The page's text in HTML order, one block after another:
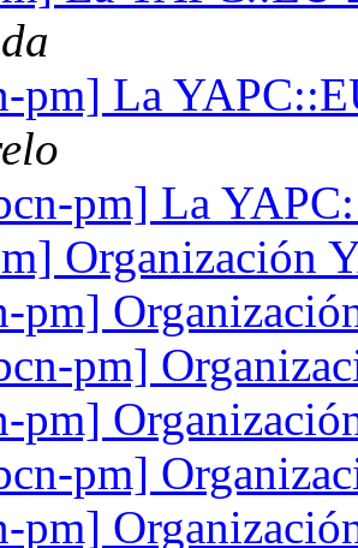
pm] La
pm] La
Organización
pm]
pm]
pm]
pm]
pm]